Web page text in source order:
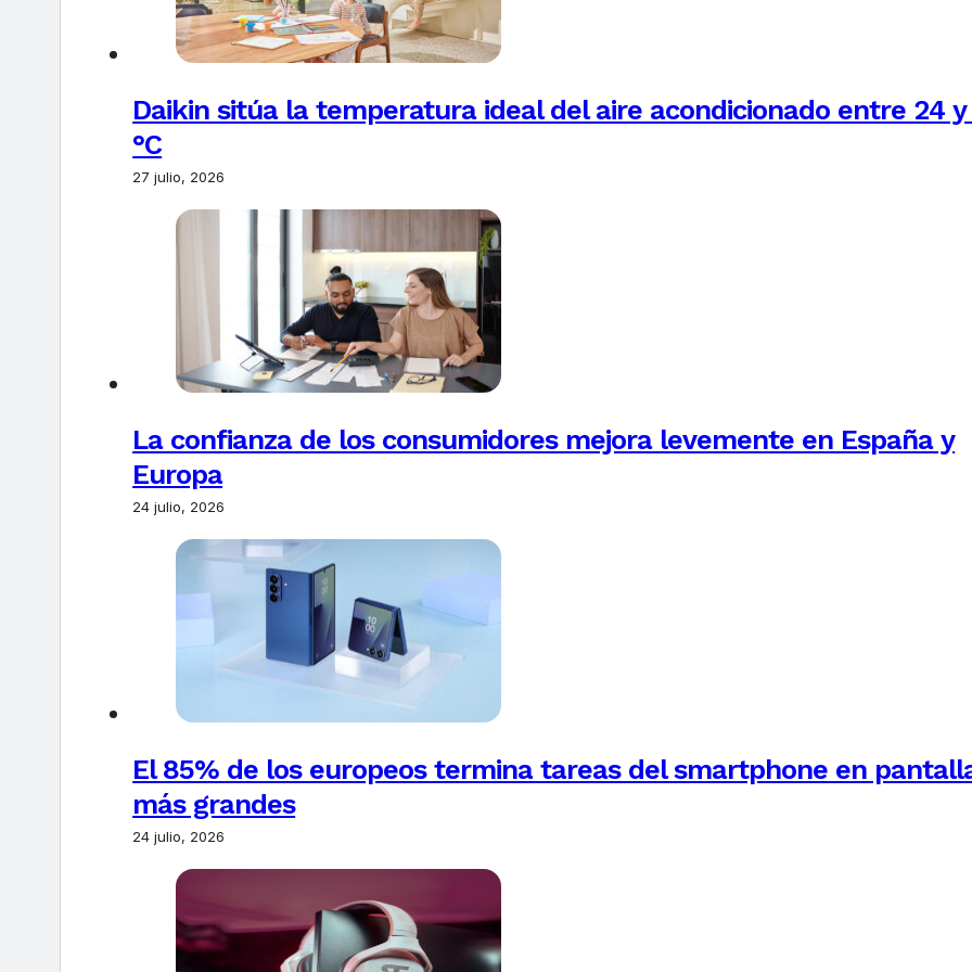
Daikin sitúa la temperatura ideal del aire acondicionado entre 24 y
°C
27 julio, 2026
La confianza de los consumidores mejora levemente en España y
Europa
24 julio, 2026
El 85% de los europeos termina tareas del smartphone en
más grandes
24 julio, 2026